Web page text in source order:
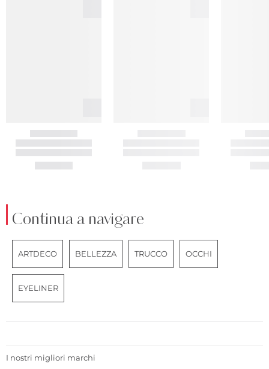
Continua a navigare
ARTDECO BELLEZZA TRUCCO OCCHI
EYELINER
I nostri migliori marchi